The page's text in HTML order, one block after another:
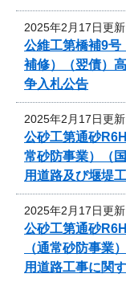
2025年2月17日更新
公維工第橋補9
補修）（翌債）
争入札公告
2025年2月17日更新
公砂工第通砂
常砂防事業）（
用道路及び堰堤
2025年2月17日更新
公砂工第通砂
（通常砂防事
用道路工事に関